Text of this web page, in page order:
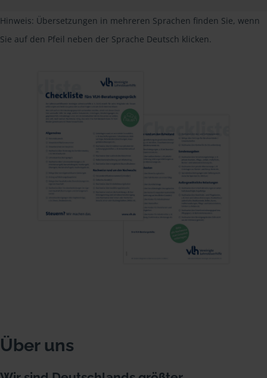
Hinweis: Übersetzungen in mehreren Sprachen finden Sie, wenn
Sie auf den Pfeil neben der Sprache Deutsch klicken.
Über uns